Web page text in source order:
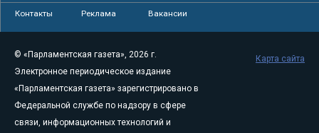
Контакты Реклама Вакансии
© «Парламентская газета», 2026 г.
Электронное периодическое издание
«Парламентская газета» зарегистрировано в
Федеральной службе по надзору в сфере
связи, информационных технологий и
Карта сайта